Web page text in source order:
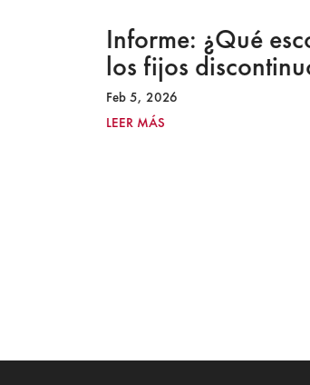
Informe: ¿Qué
los fijos
Feb 5, 2026
LEER MÁS